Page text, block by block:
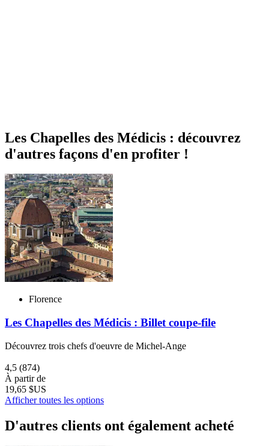
Les Chapelles des Médicis : découvrez
d'autres façons d'en profiter !
Florence
Les Chapelles des Médicis : Billet coupe-file
Découvrez trois chefs d'oeuvre de Michel-Ange
4,5 (874)
À partir de
19,65 $US
Afficher toutes les options
D'autres clients ont également acheté